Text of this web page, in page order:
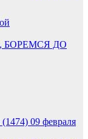
БОРЕМСЯ ДО
09 февраля